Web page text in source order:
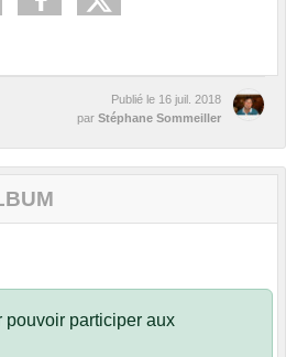
Publié le 16 juil. 2018
par Stéphane Sommeiller
pouvoir participer aux